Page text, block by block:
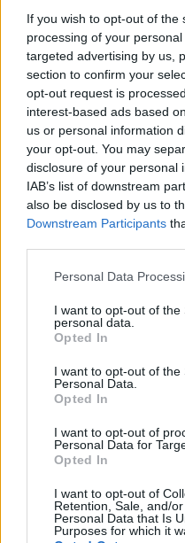
If you wish to opt-out of
processing of your
targeted advertising by us,
section to confirm your
opt-out request is
interest-based ads based
us or personal information
your opt-out. You may
disclosure of your personal
IAB’s list of downstream
also be disclosed by us to
Downstream Participants
Please note that this
not limited to your visit or
grant or deny consent to
use your data for below
consent section.
Personal Data
I want to opt-out of the
personal data.
Opted In
I want to opt-out of the
Personal Data.
Opted In
I want to opt-out of
Personal Data for
Opted In
I want to opt-out of
Retention, Sale, and/
Personal Data that Is
Purposes for which it
Dal punto di vista
inFormula 1fungono
componenti e
L’architettura si
della massa,
software avanzato. I
molte innovazioni,
di costo, migrano
performance
automotive e
Materiali compositi
utilizzati nei telai
adottati in
serie per ridurre
Sistemi ibridi
di recupero
potenza
ed elettriche.
Simulazionee
simulazione,
ottimizzano